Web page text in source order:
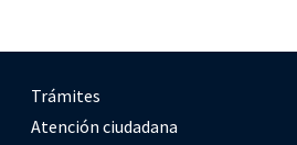
Trámites
Atención ciudadana